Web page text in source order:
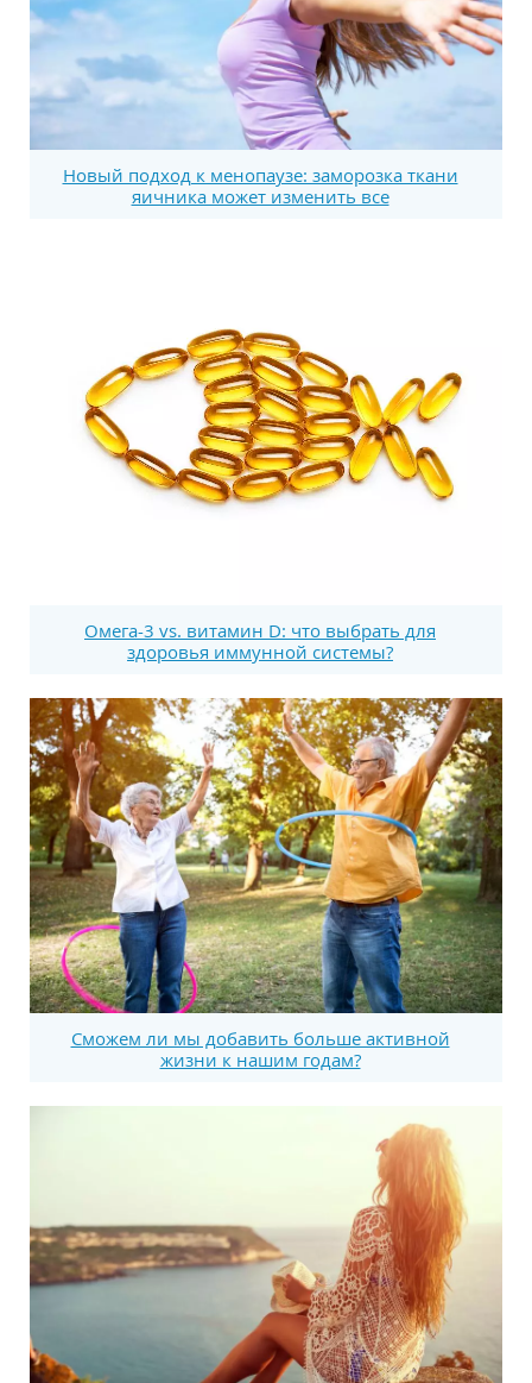
Новый подход к менопаузе: заморозка ткани
яичника может изменить все
Омега-3 vs. витамин D: что выбрать для
здоровья иммунной системы?
Сможем ли мы добавить больше активной
жизни к нашим годам?